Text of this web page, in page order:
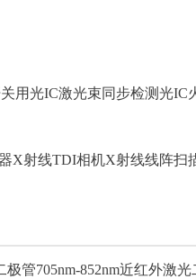
用光IC激光束同步检测光IC
X射线TDI相机X射线线阵扫
极管705nm-852nm近红外激